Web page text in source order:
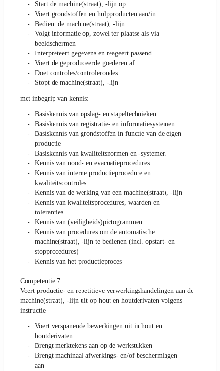
Start de machine(straat), -lijn op
Voert grondstoffen en hulpproducten aan/in
Bedient de machine(straat), -lijn
Volgt informatie op, zowel ter plaatse als via
beeldschermen
Interpreteert gegevens en reageert passend
Voert de geproduceerde goederen af
Doet controles/controlerondes
Stopt de machine(straat), -lijn
met inbegrip van kennis:
Basiskennis van opslag- en stapeltechnieken
Basiskennis van registratie- en informatiesystemen
Basiskennis van grondstoffen in functie van de eigen
productie
Basiskennis van kwaliteitsnormen en -systemen
Kennis van nood- en evacuatieprocedures
Kennis van interne productieprocedure en
kwaliteitscontroles
Kennis van de werking van een machine(straat), -lijn
Kennis van kwaliteitsprocedures, waarden en
toleranties
Kennis van (veiligheids)pictogrammen
Kennis van procedures om de automatische
machine(straat), -lijn te bedienen (incl. opstart- en
stopprocedures)
Kennis van het productieproces
Competentie 7:
Voert productie- en repetitieve verwerkingshandelingen aan de
machine(straat), -lijn uit op hout en houtderivaten volgens
instructie
Voert verspanende bewerkingen uit in hout en
houtderivaten
Brengt merktekens aan op de werkstukken
Brengt machinaal afwerkings- en/of beschermlagen
aan